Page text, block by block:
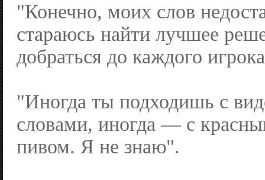
"Конечно, моих слов
стараюсь найти лучшее
добраться до каждого
"Иногда ты подходишь с
словами, иногда — с
пивом. Я не знаю".